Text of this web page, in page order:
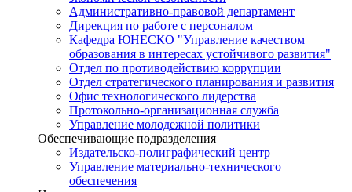
Административно-правовой департамент
Дирекция по работе с персоналом
Кафедра ЮНЕСКО "Управление качеством
образования в интересах устойчивого развития"
Отдел по противодействию коррупции
Отдел стратегического планирования и развития
Офис технологического лидерства
Протокольно-организационная служба
Управление молодежной политики
Обеспечивающие подразделения
Издательско-полиграфический центр
Управление материально-технического
обеспечения